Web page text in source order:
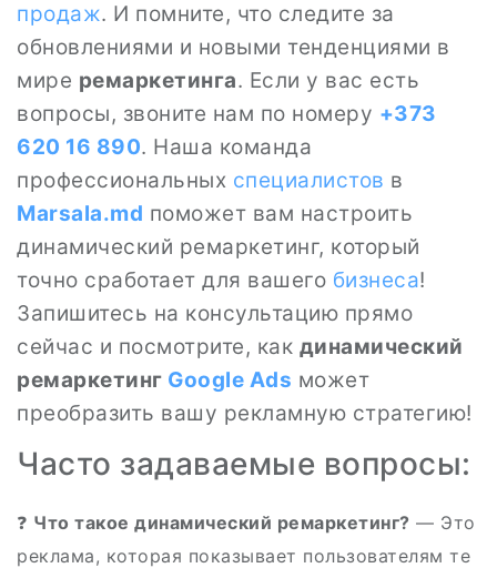
продаж. И помните, что следите за
обновлениями и новыми тенденциями в
мире ремаркетинга. Если у вас есть
вопросы, звоните нам по номеру +373
620 16 890. Наша команда
профессиональных специалистов в
Marsala.md поможет вам настроить
динамический ремаркетинг, который
точно сработает для вашего бизнеса!
Запишитесь на консультацию прямо
сейчас и посмотрите, как динамический
ремаркетинг Google Ads может
преобразить вашу рекламную стратегию!
Часто задаваемые вопросы:
❓ Что такое динамический ремаркетинг? — Это
реклама, которая показывает пользователям те